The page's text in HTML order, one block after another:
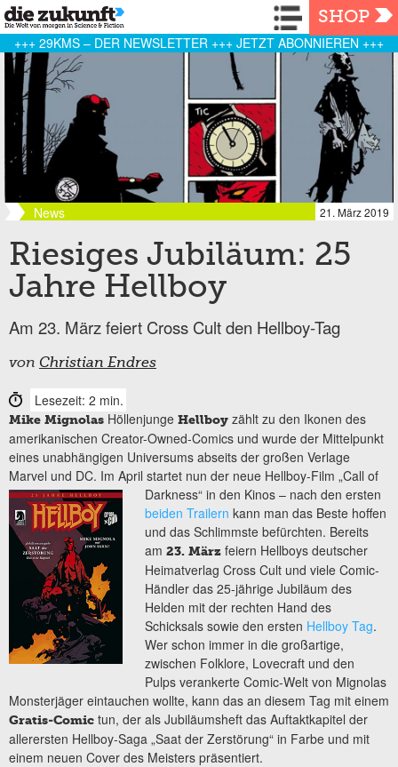
Navigation
SHOP
+++ 29KMS – DER NEWSLETTER +++ JETZT ABONNIEREN +++
News 21. März 2019
Riesiges Jubiläum: 25
Jahre Hellboy
Am 23. März feiert Cross Cult den Hellboy-Tag
von Christian Endres
Lesezeit: 2 min.
Mike Mignolas Höllenjunge Hellboy zählt zu den Ikonen des
amerikanischen Creator-Owned-Comics und wurde der Mittelpunkt
eines unabhängigen Universums abseits der großen Verlage
Marvel und DC. Im April startet nun der neue Hellboy-Film „Call of
Darkness“ in den Kinos – nach den ersten
beiden Trailern kann man das Beste hoffen
und das Schlimmste befürchten. Bereits
am23. März feiern Hellboys deutscher
Heimatverlag Cross Cult und viele Comic-
Händler das 25-jährige Jubiläum des
Helden mit der rechten Hand des
Schicksals sowie den ersten Hellboy Tag.
Wer schon immer in die großartige,
zwischen Folklore, Lovecraft und den
Pulps verankerte Comic-Welt von Mignolas
Monsterjäger eintauchen wollte, kann das an diesem Tag mit einem
Gratis-Comic tun, der als Jubiläumsheft das Auftaktkapitel der
allerersten Hellboy-Saga „Saat der Zerstörung“ in Farbe und mit
einem neuen Cover des Meisters präsentiert.